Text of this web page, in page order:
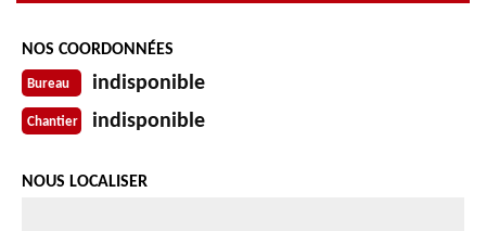
NOS COORDONNÉES
Bureau indisponible
Chantier indisponible
NOUS LOCALISER